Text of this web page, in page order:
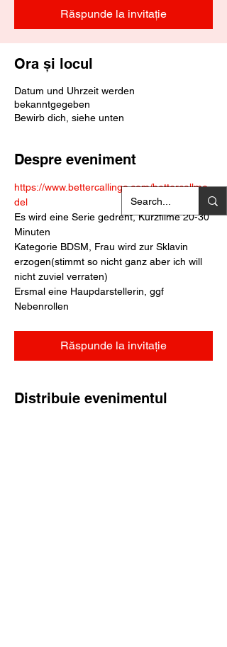
Răspunde la invitație
Ora și locul
Datum und Uhrzeit werden
bekanntgegeben
Bewirb dich, siehe unten
Despre eveniment
https://www.bettercallingo.com/bettercallmo
del
Es wird eine Serie gedreht, Kurzfilme 20-30
Minuten
Kategorie BDSM, Frau wird zur Sklavin
erzogen(stimmt so nicht ganz aber ich will
nicht zuviel verraten)
Ersmal eine Haupdarstellerin, ggf
Nebenrollen
Răspunde la invitație
Distribuie evenimentul